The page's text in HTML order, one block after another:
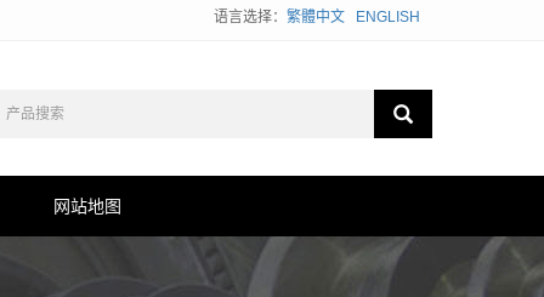
语言选择： 繁體中文 ENGLISH
网站地图